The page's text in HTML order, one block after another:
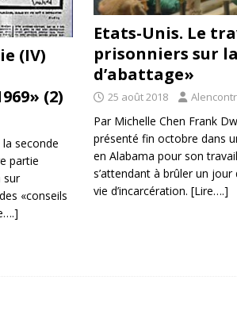
(IV)
(2)
seconde
partie
sur
«conseils
Etats-Unis. Le
prisonniers sur
d’abattage»
25 août 2018
Par Michelle Chen Frank
présenté fin octobre dans
en Alabama pour son
s’attendant à brûler un jour
vie d’incarcération. [Lire….]